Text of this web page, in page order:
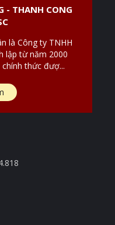
- THANH CONG
là Công ty TNHH
lập từ năm 2000
thức đượ...